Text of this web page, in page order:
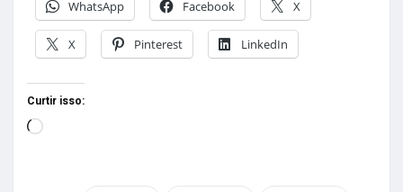
WhatsApp
Facebook X
X Pinterest LinkedIn
Curtir isso: